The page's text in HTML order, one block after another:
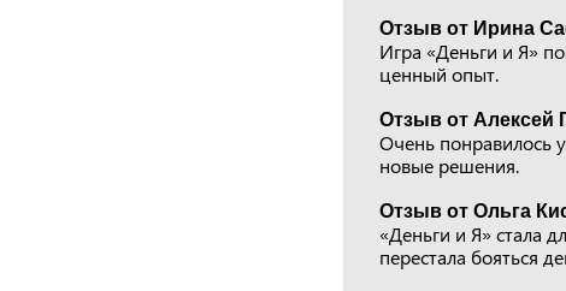
Отзыв от Ирина
Игра «Деньги и Я»
ценный опыт.
Отзыв от Алексей
Очень понравилось
новые решения.
Отзыв от Ольга
«Деньги и Я» стала
перестала бояться